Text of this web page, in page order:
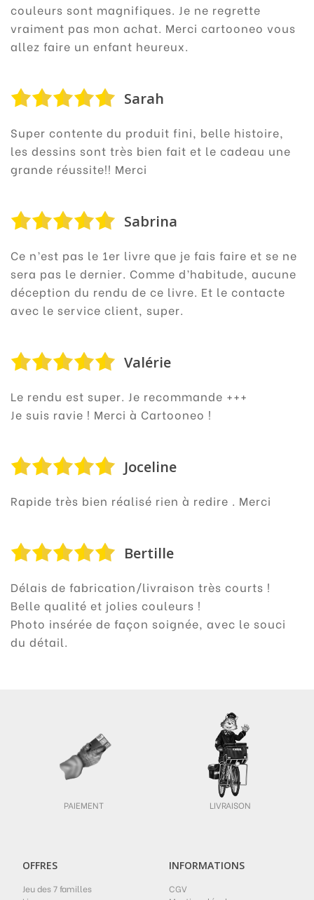
couleurs sont magnifiques. Je ne regrette
vraiment pas mon achat. Merci cartooneo vous
allez faire un enfant heureux.
Sarah
Super contente du produit fini, belle histoire,
les dessins sont très bien fait et le cadeau une
grande réussite!! Merci
Sabrina
Ce n’est pas le 1er livre que je fais faire et se ne
sera pas le dernier. Comme d’habitude, aucune
déception du rendu de ce livre. Et le contacte
avec le service client, super.
Valérie
Le rendu est super. Je recommande +++
Je suis ravie ! Merci à Cartooneo !
Joceline
Rapide très bien réalisé rien à redire . Merci
Bertille
Délais de fabrication/livraison très courts !
Belle qualité et jolies couleurs !
Photo insérée de façon soignée, avec le souci
du détail.
PAIEMENT LIVRAISON
OFFRES
Jeu des 7 familles
INFORMATIONS
CGV